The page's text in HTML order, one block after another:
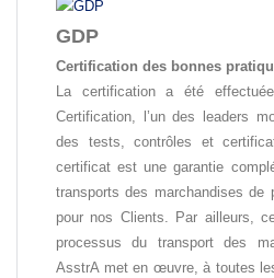
GDP
Certification des bonnes
La certification a été
Certification, l’un des leaders
des tests, contrôles et
certificat est une garantie
transports des marchandises de
pour nos Clients. Par ailleurs,
processus du transport des
AsstrA met en œuvre, à toutes